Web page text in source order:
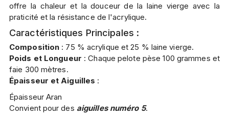
offre la chaleur et la douceur de la laine vierge avec la
praticité et la résistance de l'acrylique.
Caractéristiques Principales :
Composition : 75 % acrylique et 25 % laine vierge.
Poids et Longueur : Chaque pelote pèse 100 grammes et
faie 300 mètres.
Épaisseur et Aiguilles :
Épaisseur Aran
Convient pour des aiguilles numéro 5.